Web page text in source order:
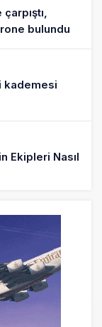
bulundu
kademesi
Ekipleri Nasıl
can
30